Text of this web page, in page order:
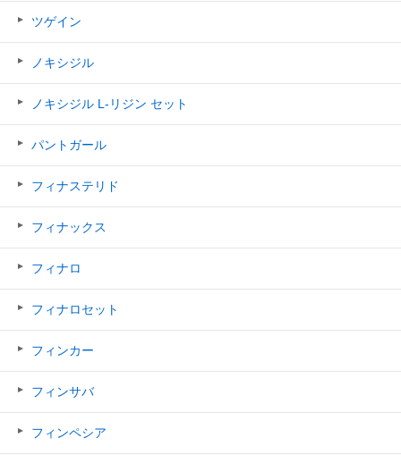
ツゲイン
ノキシジル
ノキシジル L-リジン セット
パントガール
フィナステリド
フィナックス
フィナロ
フィナロセット
フィンカー
フィンサバ
フィンペシア